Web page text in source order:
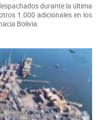
durante la última
1.000 adicionales en los
Bolivia.